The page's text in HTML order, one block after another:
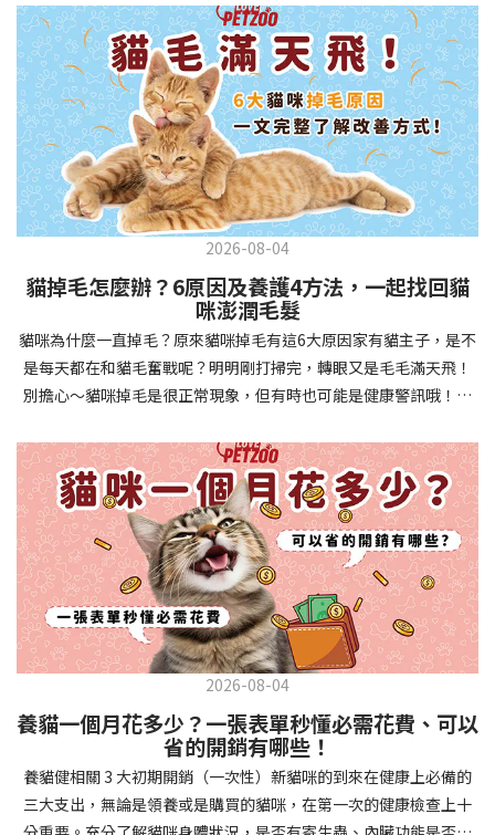
相處中獲得回報狗狗訓練指南，六步驟培養幼犬開始幼犬訓練時，
系統性的方法能帶來最佳效果。從信任建立到習慣養成，每個階段
都至關重要，缺一不可。良好的訓練應循序漸進，把握幼犬成長敏
感期，以積極正向的方式引導。遵循這六個步驟，即使是第一次養
狗的新手，也能輕鬆將調皮的小狗訓練成聽話的好夥伴！建立信任
基礎 幼犬訓練的第一步不是教指令，而是建立信任。剛到新家的幼
犬可能感到緊張不安，給予適當空間適應環境很重要。用溫柔的聲
音交談，提供安全舒適的窩，維持規律的餵食和如廁時間，讓幼犬
感到安心。輕輕撫摸、溫柔擁抱，每天安排固定玩耍時間，這些都
任你後，可開始教導基本指令。從簡單的「坐下」開始，再逐步學
習「趴下」、「等待」和「過來」。每次訓練保持在5-10分鐘內，
避免幼犬注意力分散。使用清晰一致的口令和手勢，成功時立即給
予獎勵和讚美。記住，重複是學習的關鍵，每天多次短時間練習效
果最佳。調整日常行為除了基本指令，幼犬還需學習生活禮儀。如
時立即獎勵。另外要處理的常見問題包括咬人、啃咬家具和亂叫。
每當出現不當行為，給予適當替代品（如咬玩具代替咬手），並在
幼犬選擇正確行為時獎勵，這比責罵更有效。社交化訓練 兩個月大
的幼犬正處於社會化黃金期，這階段的經驗將深刻影響未來性格。
安排幼犬接觸不同人類（包括兒童、戴眼鏡的人、使用拐杖的人
等）、各種動物、交通工具和環境聲音。起初保持在安全、受控的
情境中，逐漸增加複雜度。每次正面社交體驗後給予獎勵，建立幼
犬對新事物的積極態度。進階技巧強化 基礎訓練穩固後，可以進入
更複雜的技巧訓練。這包括遠距離控制、不同干擾下的指令遵從、
多步驟動作等。使用延遲獎勵技巧，讓幼犬學會即使沒有立即獎勵
也能保持良好行為。引入不同環境中的訓練，如公園、寵物店等，
幫助幼犬在各種情境下都能聽從指令。維持良好習慣 成功的訓練不
是一次性的，而是需要持續維護。即使幼犬已經掌握所有技能，也
要定期複習，防止行為退化。將訓練融入日常生活，如出門前的
若超過 24 小時沒改善，建議就醫。血便（帶血絲或黑色糞便） 👉
可能是嚴重腸胃問題，應立即帶去獸醫院！想知道貓咪拉肚子的真
正原因，只要透過 5 個簡單步驟，就能判斷問題嚴重性，決定是否
需要就醫！接下來我們一起來看看該怎麼做吧！🐾 貓咪拉肚子怎麼
辦？5步驟判斷貓咪拉肚子是否需要馬上看醫生貓咪拉肚子的因素與
許多原因有關，更換食物、誤食異物或不乾淨的東西、寄生蟲、其
他疾病。 5 步驟判斷貓咪拉肚子原因，要不要看醫生？當貓咪拉肚
子時，不用慌張！透過以下 5 個步驟，就能快速判斷原因，並決定
是否需要帶去獸醫院。📌 貓咪拉肚子判斷步驟1：觀察糞便的狀態：
糞便質地是關鍵！不同形態代表不同的腸胃狀況📌 貓咪拉肚子判斷
步驟2：回想最近的飲食變化：有沒有突然換飼料或罐頭？ 有沒有吃
到新零食或人類食物？ 是否誤食異物？📌 貓咪拉肚子判斷步驟3：
確認環境與生活作息：最近是否搬家、換貓砂、新成員加入？ 天氣
是否有變化？ 飼主是否長時間外出？📌 貓咪拉肚子判斷步驟4：觀
察貓咪的精神與食慾：貓咪精神好嗎？、食慾是否正常？，可先觀
下降，表示身體狀況不佳，應儘快就醫！📌 貓咪拉肚子判斷步驟5：
檢查是否需要帶去看獸醫 如果拉肚子 1~2 次但精神好、食慾正常，
可以先觀察，如果腹瀉超過 48 小時或水狀腹瀉 + 嗜睡、食慾下降、
嘔吐 應立即就醫。 透過這 5 個步驟，你可以快速判斷貓咪拉肚子的
原因與嚴重程度，確保毛孩的腸胃健康！如果不確定情況，還是建
議讓獸醫檢查，才能安心哦！🐾💖4種高風險群貓咪拉肚子要小心高
風險貓咪包含：幼貓、老貓、懷孕貓、有慢性疾病貓，這些貓咪在
身體狀況出現警訊時要特別注意，如拉肚子次數超過2次以上，就建
議直接尋求獸醫協助。2要訣判斷貓咪拉肚子要不要看醫生 高風險貓
的貓咪，如拉肚子超過2-3天，建議直接尋求獸醫師協助。並記得提
供觀察紀錄給予獸醫師進行專業判斷。貓咪拉肚子但精神很好？如
果飼主有發現貓咪拉肚子的情形，但貓咪的精神很好。有可能與飲
食方便相關，回想是否進食新的食物，或是正進行飼料更換的過
2026-08-04
貓掉毛怎麼辦？6原因及養護4方法，一起找回貓
咪澎潤毛髮
貓咪為什麼一直掉毛？原來貓咪掉毛有這6大原因家有貓主子，是不
是每天都在和貓毛奮戰呢？明明剛打掃完，轉眼又是毛毛滿天飛！
別擔心～貓咪掉毛是很正常現象，但有時也可能是健康警訊哦！以
兩全其美！貓咪掉毛原因1. 皮膚問題貓咪皮膚問題是造成掉毛的常
見兇手！皮膚發炎、感染或是長期搔癢，都會讓貓咪的毛髮失去健
康光澤並大量脫落。常見的皮膚問題包括皮膚黴菌、細菌感染、疥
癬蟲等寄生蟲，甚至是皮膚過度乾燥。如果發現貓咪皮膚有紅腫、
結痂、脫屑或異常氣味，同時伴隨掉毛，建議盡快帶牠看獸醫哦！
貓咪掉毛原因2. 過敏誰說只有人類會過敏？貓咪也會！貓咪可能對
環境中的塵蟎、花粉、清潔劑，甚至是食物中的某些成分產生過敏
反應。過敏症狀不只是打噴嚏、流眼淚，還會引起皮膚搔癢和掉毛
問題。特別是食物過敏，更是常被忽略的掉毛元兇！如果貓咪經常
抓癢或舔舐特定部位，同時伴隨掉毛，很可能是過敏在作怪呢！貓
咪掉毛原因3. 營養不足貓咪的毛髮健康與營養息息相關！當貓咪飲
食中缺乏必要的蛋白質、脂肪酸（尤其是Omega-3和Omega-
6）、維生素或礦物質時，毛髮就會變得乾燥、脆弱，容易斷裂脫
落。長期餵食低品質或不均衡的貓糧，可能使貓咪營養不良，進而
2026-08-04
養貓一個月花多少？一張表單秒懂必需花費、可以
省的開銷有哪些！
養貓健相關 3 大初期開銷（一次性）新貓咪的到來在健康上必備的
三大支出，無論是領養或是購買的貓咪，在第一次的健康檢查上十